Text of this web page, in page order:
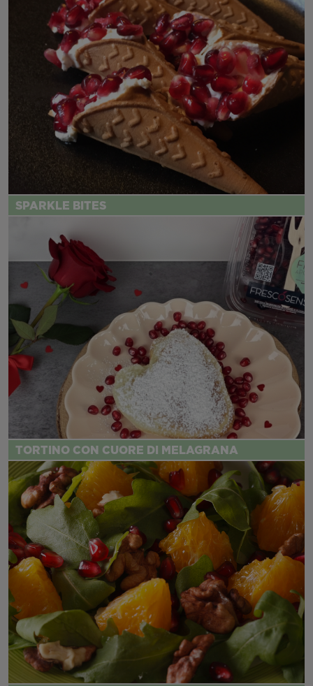
SPARKLE BITES
TORTINO CON CUORE DI MELAGRANA